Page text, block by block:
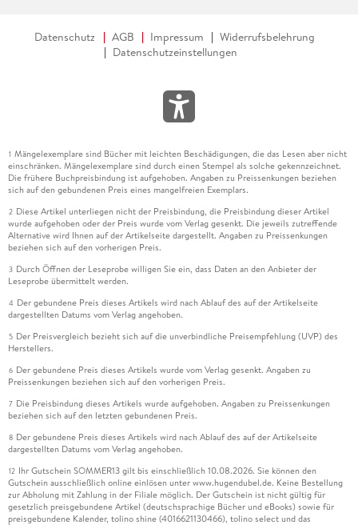
Datenschutz AGB Impressum
Widerrufsbelehrung
Datenschutzeinstellungen
1 Mängelexemplare sind Bücher mit leichten Beschädigungen, die das Lesen aber nicht
einschränken. Mängelexemplare sind durch einen Stempel als solche gekennzeichnet.
Die frühere Buchpreisbindung ist aufgehoben. Angaben zu Preissenkungen beziehen
sich auf den gebundenen Preis eines mangelfreien Exemplars.
2 Diese Artikel unterliegen nicht der Preisbindung, die Preisbindung dieser Artikel
wurde aufgehoben oder der Preis wurde vom Verlag gesenkt. Die jeweils zutreffende
Alternative wird Ihnen auf der Artikelseite dargestellt. Angaben zu Preissenkungen
beziehen sich auf den vorherigen Preis.
3 Durch Öffnen der Leseprobe willigen Sie ein, dass Daten an den Anbieter der
Leseprobe übermittelt werden.
4 Der gebundene Preis dieses Artikels wird nach Ablauf des auf der Artikelseite
dargestellten Datums vom Verlag angehoben.
5 Der Preisvergleich bezieht sich auf die unverbindliche Preisempfehlung (UVP) des
Herstellers.
6 Der gebundene Preis dieses Artikels wurde vom Verlag gesenkt. Angaben zu
Preissenkungen beziehen sich auf den vorherigen Preis.
7 Die Preisbindung dieses Artikels wurde aufgehoben. Angaben zu Preissenkungen
beziehen sich auf den letzten gebundenen Preis.
8 Der gebundene Preis dieses Artikels wird nach Ablauf des auf der Artikelseite
dargestellten Datums vom Verlag angehoben.
12 Ihr Gutschein SOMMER13 gilt bis einschließlich 10.08.2026. Sie können den
Gutschein ausschließlich online einlösen unter www.hugendubel.de. Keine Bestellung
zur Abholung mit Zahlung in der Filiale möglich. Der Gutschein ist nicht gültig für
gesetzlich preisgebundene Artikel (deutschsprachige Bücher und eBooks) sowie für
preisgebundene Kalender, tolino shine (4016621130466), tolino select und das